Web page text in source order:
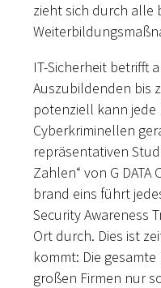
zieht sich durch alle
IT-Sicherheit betrifft
Auszubildenden bis
potenziell kann jede
Cyberkriminellen
repräsentativen
Zahlen“ von G
brand eins führt
Security Awareness
Ort durch. Dies ist
kommt: Die
großen Firmen nur